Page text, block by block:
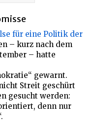
für eine Politik der
– kurz nach dem
– hatte
gewarnt.
Streit geschürt
gesucht werden:
denn nur